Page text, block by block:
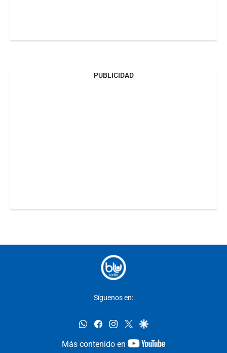
PUBLICIDAD
Síguenos en:
whatsappfacebookinstagram
twittergoogle
Más contenido en
youtube-